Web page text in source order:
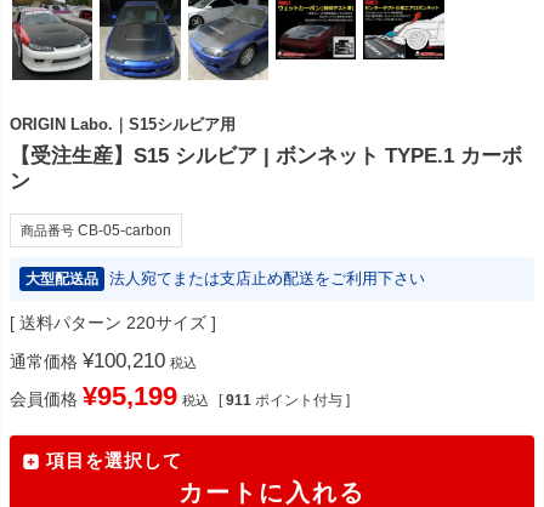
ORIGIN Labo.｜S15シルビア用
【受注生産】S15 シルビア | ボンネット TYPE.1 カーボ
ン
商品番号 CB-05-carbon
大型配送品 法人宛てまたは支店止め配送をご利用下さい
送料パターン 220サイズ
通常価格 ¥100,210 税込
会員価格 ¥95,199 税込 [ 911 ポイント付与 ]
項目を選択して
カートに入れる